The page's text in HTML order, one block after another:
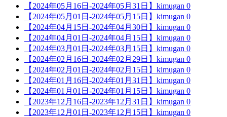
【2024年05月16日-2024年05月31日】 kimugan 0
【2024年05月01日-2024年05月15日】 kimugan 0
【2024年04月15日-2024年04月30日】 kimugan 0
【2024年04月01日-2024年04月15日】 kimugan 0
【2024年03月01日-2024年03月15日】 kimugan 0
【2024年02月16日-2024年02月29日】 kimugan 0
【2024年02月01日-2024年02月15日】 kimugan 0
【2024年01月16日-2024年01月31日】 kimugan 0
【2024年01月01日-2024年01月15日】 kimugan 0
【2023年12月16日-2023年12月31日】 kimugan 0
【2023年12月01日-2023年12月15日】 kimugan 0